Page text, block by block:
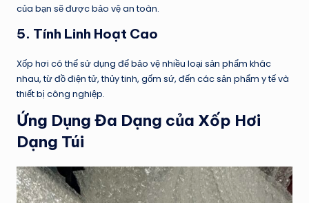
của bạn sẽ được bảo vệ an toàn.
5. Tính Linh Hoạt Cao
Xốp hơi có thể sử dụng để bảo vệ nhiều loại sản phẩm khác
nhau, từ đồ điện tử, thủy tinh, gốm sứ, đến các sản phẩm y tế và
thiết bị công nghiệp.
Ứng Dụng Đa Dạng của Xốp Hơi
Dạng Túi